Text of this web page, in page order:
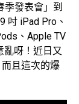
發表會」到
吋 iPad Pro、
、Apple TV
亂呀！近日又
且這次的爆